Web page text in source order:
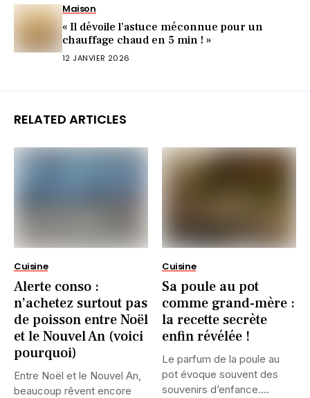
Maison
« Il dévoile l’astuce méconnue pour un
chauffage chaud en 5 min ! »
12 JANVIER 2026
RELATED ARTICLES
Cuisine
Alerte conso :
n’achetez surtout pas
de poisson entre Noël
et le Nouvel An (voici
pourquoi)
Entre Noël et le Nouvel An,
beaucoup rêvent encore
Cuisine
Sa poule au pot
comme grand-mère :
la recette secrète
enfin révélée !
Le parfum de la poule au
pot évoque souvent des
souvenirs d’enfance....